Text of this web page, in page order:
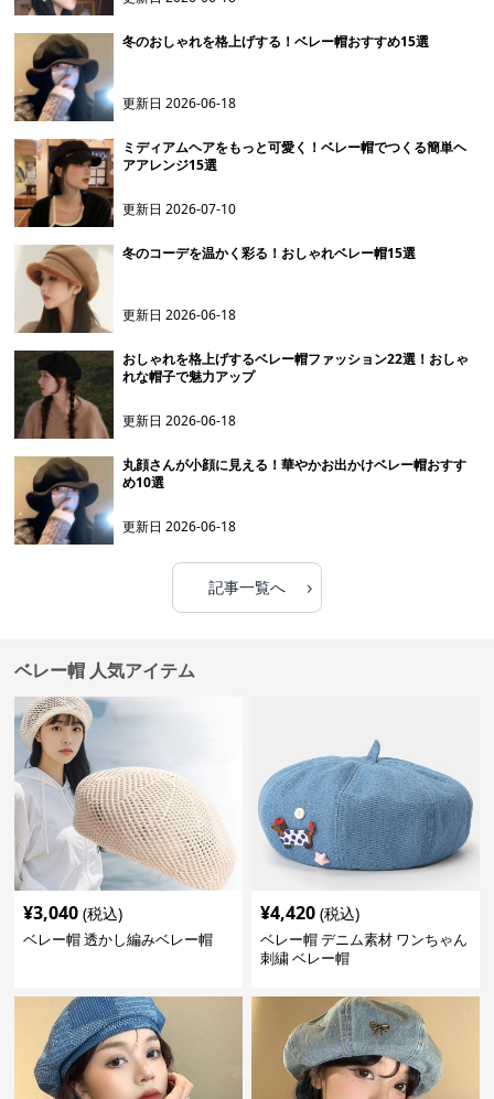
冬のおしゃれを格上げする！ベレー帽おすすめ15選
更新日2026-06-18
ミディアムヘアをもっと可愛く！ベレー帽でつくる簡単ヘ
アアレンジ15選
更新日2026-07-10
冬のコーデを温かく彩る！おしゃれベレー帽15選
更新日2026-06-18
おしゃれを格上げするベレー帽ファッション22選！おしゃ
れな帽子で魅力アップ
更新日2026-06-18
丸顔さんが小顔に見える！華やかお出かけベレー帽おすす
め10選
更新日2026-06-18
記事一覧へ ›
ベレー帽 人気アイテム
¥3,040 (税込)
ベレー帽 透かし編みベレー帽
¥4,420 (税込)
ベレー帽 デニム素材 ワンちゃん
刺繍 ベレー帽